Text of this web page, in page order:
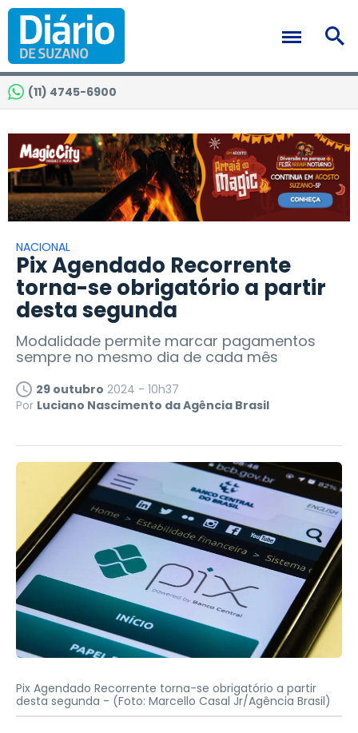
(11) 4745-6900
NACIONAL
Pix Agendado Recorrente
torna-se obrigatório a partir
desta segunda
Modalidade permite marcar pagamentos
sempre no mesmo dia de cada mês
29 outubro 2024 - 10h37
Por Luciano Nascimento da Agência Brasil
Pix Agendado Recorrente torna-se obrigatório a partir
desta segunda - (Foto: Marcello Casal Jr/Agência Brasil)